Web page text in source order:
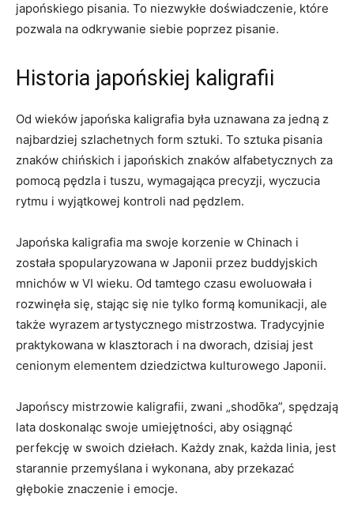
japońskiego pisania. To niezwykłe doświadczenie, które
pozwala na odkrywanie siebie poprzez pisanie.
Historia ‌japońskiej kaligrafii
Od wieków japońska kaligrafia była ​uznawana za jedną z
najbardziej szlachetnych ‌form sztuki.‍ To⁢ sztuka ⁢pisania
znaków​ chińskich i japońskich znaków alfabetycznych za
pomocą pędzla i tuszu, wymagająca precyzji, wyczucia
rytmu i wyjątkowej kontroli nad pędzlem.
Japońska kaligrafia ma swoje korzenie w Chinach i
‌została spopularyzowana‍ w Japonii przez buddyjskich
mnichów w VI wieku. Od tamtego czasu ewoluowała i
rozwinęła się, stając się nie tylko formą⁤ komunikacji, ⁤ale
także wyrazem artystycznego mistrzostwa. Tradycyjnie
praktykowana w ​klasztorach i ‌na dworach, dzisiaj jest
cenionym elementem dziedzictwa kulturowego Japonii.
Japońscy ⁢mistrzowie kaligrafii, zwani „shodōka”, ‌spędzają
lata doskonaląc ​swoje umiejętności, aby osiągnąć
perfekcję w swoich dziełach. Każdy znak, każda linia, jest
starannie przemyślana i wykonana, aby przekazać
głębokie znaczenie i emocje.